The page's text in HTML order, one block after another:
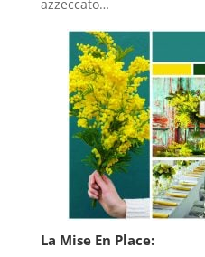
azzeccato…
La Mise En Place: